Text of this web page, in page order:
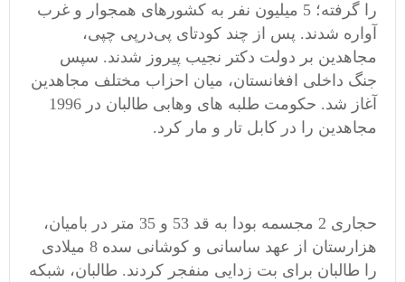
را گرفته؛ 5 میلیون نفر به کشورهای همجوار و غرب
آواره شدند. پس از چند کودتای پی‌درپی چپی،
مجاهدین بر دولت دکتر نجیب‌ پیروز شدند. سپس
جنگ داخلی افغانستان، میان احزاب مختلف مجاهدین
آغاز شد. حکومت طلبه های وهابی طالبان در 1996
مجاهدین را در کابل تار و مار کرد.
حجاری 2 مجسمه بودا به قد 53 و 35 متر در بامیان،
هزارستان از عهد ساسانی و کوشانی سده 8 میلادی
را طالبان برای بت زدایی منفجر کردند. طالبان، شبکه